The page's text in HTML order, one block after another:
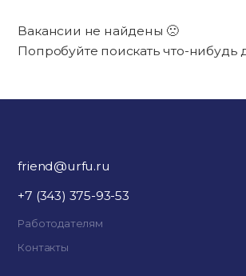
Вакансии не найдены 🙁
Попробуйте поискать что-нибудь
friend@urfu.ru
+7 (343) 375-93-53
Работодателям
Контакты